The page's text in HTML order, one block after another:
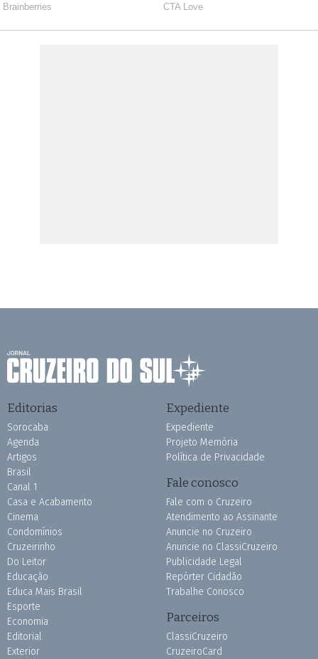
Editorias
Sorocaba
Agenda
Artigos
Brasil
Canal 1
Casa e Acabamento
Cinema
Condomínios
Cruzeirinho
Do Leitor
Educação
Educa Mais Brasil
Esporte
Economia
Editorial
Exterior
Expediente
Expediente
Projeto Memória
Política de Privacidade
Fale conosco
Fale com o Cruzeiro
Atendimento ao Assinante
Anuncie no Cruzeiro
Anuncie no ClassiCruzeiro
Publicidade Legal
Repórter Cidadão
Trabalhe Conosco
Parceiros
ClassiCruzeiro
CruzeiroCard